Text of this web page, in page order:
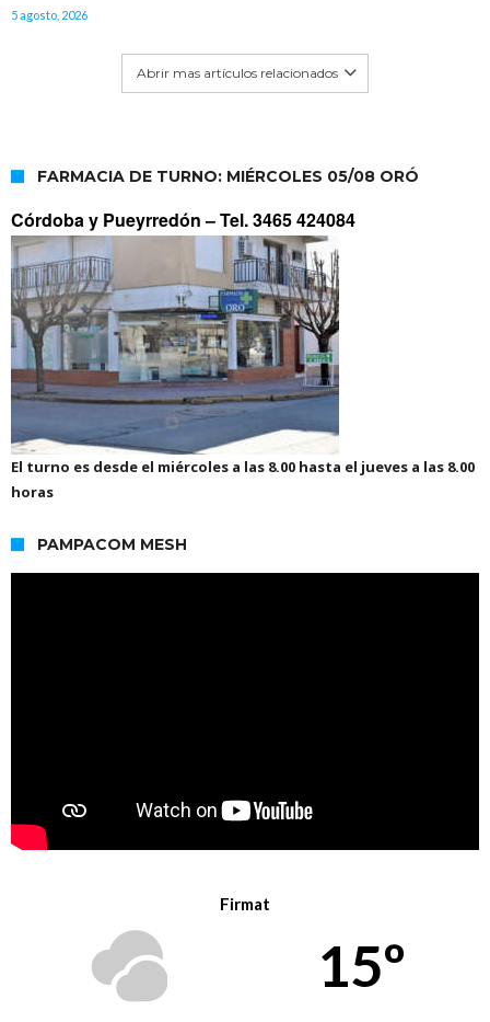
5 agosto, 2026
Abrir mas artículos relacionados
FARMACIA DE TURNO: MIÉRCOLES 05/08 ORÓ
Córdoba y Pueyrredón –Tel. 3465 424084
El turno es desde el miércoles a las 8.00 hasta el jueves a las 8.00
horas
PAMPACOM MESH
Firmat
15º